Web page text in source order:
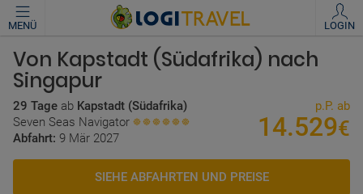
MENÜ LOGIN
Von Kapstadt (Südafrika) nach
Singapur
29 Tage ab Kapstadt (Südafrika)
Seven Seas Navigator
Abfahrt: 9 Mär 2027
p.P. ab
14.529€
SIEHE ABFAHRTEN UND PREISE